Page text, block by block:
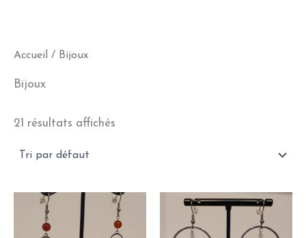
Accueil / Bijoux
Bijoux
21 résultats affichés